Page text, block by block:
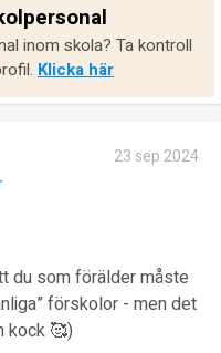
inom skola? Ta kontroll
Klicka här
23 sep 2024
du som förälder måste
förskolor - men det
kock 🥰)